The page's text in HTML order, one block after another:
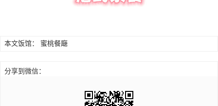
本文饭馆： 蜜桃餐廰
分享到微信：